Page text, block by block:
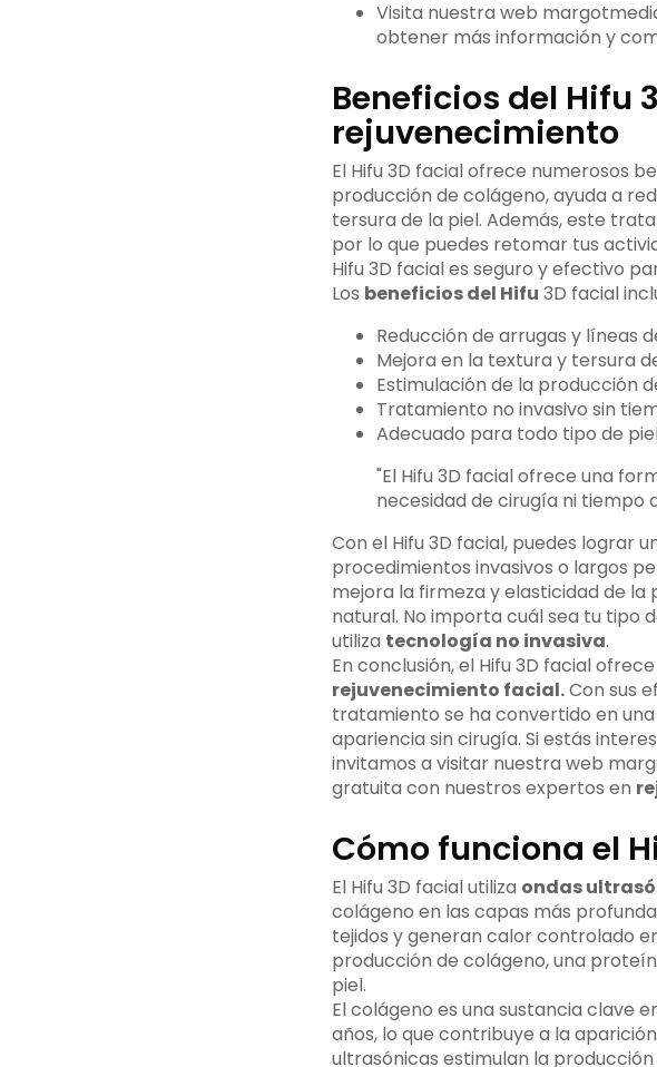
Visita nuestra web
obtener más información y
Beneficios del Hifu
rejuvenecimiento
El Hifu 3D facial ofrece numerosos
producción de colágeno, ayuda a
tersura de la piel. Además, este
por lo que puedes retomar tus
Hifu 3D facial es seguro y efectivo
Los beneficios del Hifu 3D facial
Reducción de arrugas y líneas
Mejora en la textura y tersura
Estimulación de la producción
Tratamiento no invasivo sin
Adecuado para todo tipo de
"El Hifu 3D facial ofrece una
necesidad de cirugía ni tiempo
Con el Hifu 3D facial, puedes lograr
procedimientos invasivos o largos
mejora la firmeza y elasticidad de la
natural. No importa cuál sea tu tipo
utiliza tecnología no invasiva.
En conclusión, el Hifu 3D facial
rejuvenecimiento facial.Con sus
tratamiento se ha convertido en
apariencia sin cirugía. Si estás
invitamos a visitar nuestra web
gratuita con nuestros expertos en
Cómo funciona el
El Hifu 3D facial utiliza ondas
colágeno en las capas más
tejidos y generan calor controlado
producción de colágeno, una
piel.
El colágeno es una sustancia clave
años, lo que contribuye a la
ultrasónicas estimulan la